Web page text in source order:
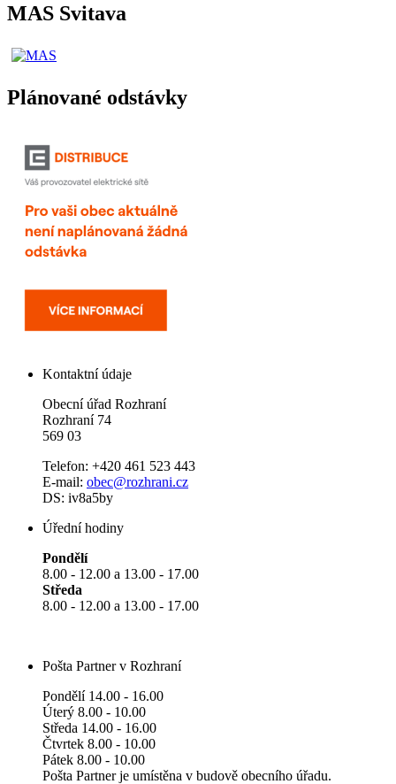
MAS Svitava
Plánované odstávky
Kontaktní údaje
Obecní úřad Rozhraní
Rozhraní 74
569 03
Telefon: +420 461 523 443
E-mail: obec@rozhrani.cz
DS: iv8a5by
Úřední hodiny
Pondělí
8.00 - 12.00 a 13.00 - 17.00
Středa
8.00 - 12.00 a 13.00 - 17.00
Pošta Partner v Rozhraní
Pondělí 14.00 - 16.00
Úterý 8.00 - 10.00
Středa 14.00 - 16.00
Čtvrtek 8.00 - 10.00
Pátek 8.00 - 10.00
Pošta Partner je umístěna v budově obecního úřadu.